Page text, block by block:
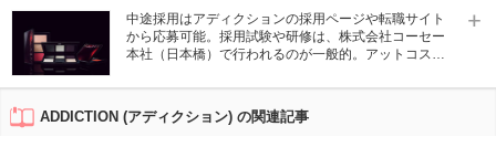
ポイントやこだわりに触れられることも想定しておく
必要がある。
中途採用はアディクションの採用ページや転職サイト
から応募可能。採用試験や研修は、株式会社コーセー
本社（日本橋）で行われるのが一般的。アットコスメ
員の派遣社員求人を各地で随時募集している。派遣社
員の場合は、実技試験は無く、お顔合わせのみの選考
プロセスがほとんどである。
ADDICTION (アディクション) の関連記事